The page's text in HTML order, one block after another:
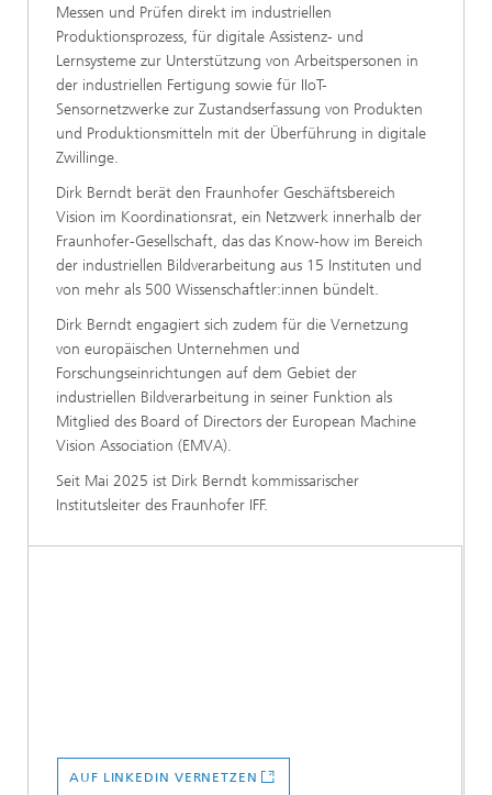
Messen und Prüfen direkt im industriellen
Produktionsprozess, für digitale Assistenz- und
Lernsysteme zur Unterstützung von Arbeitspersonen in
der industriellen Fertigung sowie für IIoT-
Sensornetzwerke zur Zustandserfassung von Produkten
und Produktionsmitteln mit der Überführung in digitale
Zwillinge.
Dirk Berndt berät den Fraunhofer Geschäftsbereich
Vision im Koordinationsrat, ein Netzwerk innerhalb der
Fraunhofer-Gesellschaft, das das Know-how im Bereich
der industriellen Bildverarbeitung aus 15 Instituten und
von mehr als 500 Wissenschaftler:innen bündelt.
Dirk Berndt engagiert sich zudem für die Vernetzung
von europäischen Unternehmen und
Forschungseinrichtungen auf dem Gebiet der
industriellen Bildverarbeitung in seiner Funktion als
Mitglied des Board of Directors der European Machine
Vision Association (EMVA).
Seit Mai 2025 ist Dirk Berndt kommissarischer
Institutsleiter des Fraunhofer IFF.
AUF LINKEDIN VERNETZEN